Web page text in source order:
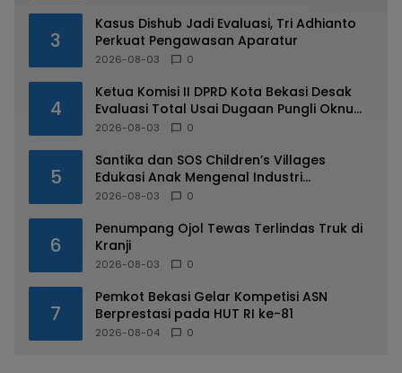
3
Kasus Dishub Jadi Evaluasi, Tri Adhianto
Perkuat Pengawasan Aparatur
2026-08-03 0
4
Ketua Komisi II DPRD Kota Bekasi Desak
Evaluasi Total Usai Dugaan Pungli Oknum
Dishub Viral
2026-08-03 0
5
Santika dan SOS Children’s Villages
Edukasi Anak Mengenal Industri
Perhotelan
2026-08-03 0
6
Penumpang Ojol Tewas Terlindas Truk di
Kranji
2026-08-03 0
7
Pemkot Bekasi Gelar Kompetisi ASN
Berprestasi pada HUT RI ke-81
2026-08-04 0